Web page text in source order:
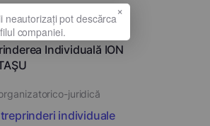
0
1
completă
Individuală ION
juridică
individuale
×